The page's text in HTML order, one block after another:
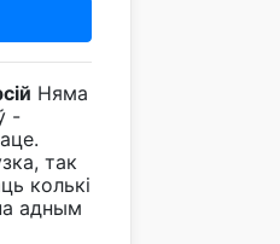
Няма
-
так
колькі
адным